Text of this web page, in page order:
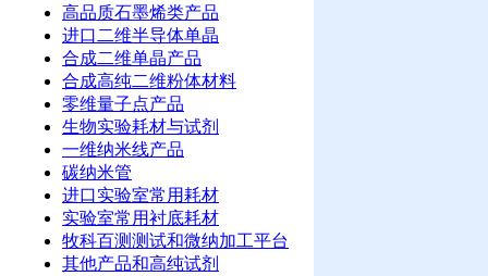
高品质石墨烯类产品
进口二维半导体单晶
合成二维单晶产品
合成高纯二维粉体材料
零维量子点产品
生物实验耗材与试剂
一维纳米线产品
碳纳米管
进口实验室常用耗材
实验室常用衬底耗材
牧科百测测试和微纳加工平台
其他产品和高纯试剂